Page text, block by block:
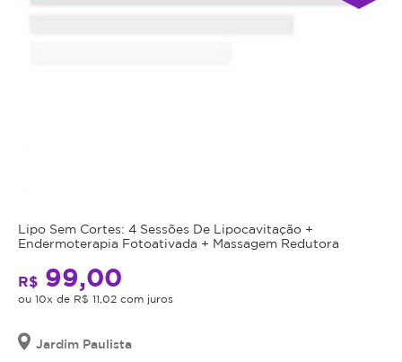
Lipo Sem Cortes: 4 Sessões De Lipocavitação +
Endermoterapia Fotoativada + Massagem Redutora
R$ 99,00
ou 10x de R$ 11,02 com juros
Jardim Paulista